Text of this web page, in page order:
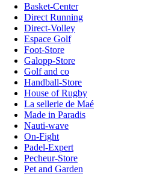
Basket-Center
Direct Running
Direct-Volley
Espace Golf
Foot-Store
Galopp-Store
Golf and co
Handball-Store
House of Rugby
La sellerie de Maé
Made in Paradis
Nauti-wave
On-Fight
Padel-Expert
Pecheur-Store
Pet and Garden